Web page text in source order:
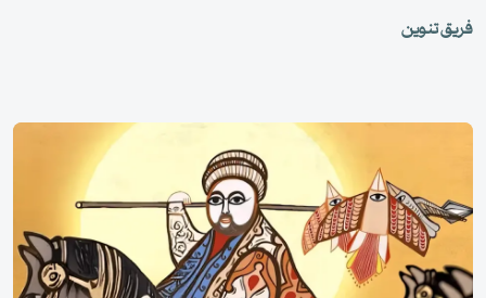
فريق تنوين